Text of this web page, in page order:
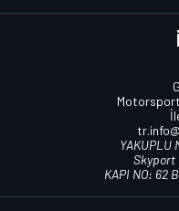
YAKUPLU
Skyport
KAPI NO: 62